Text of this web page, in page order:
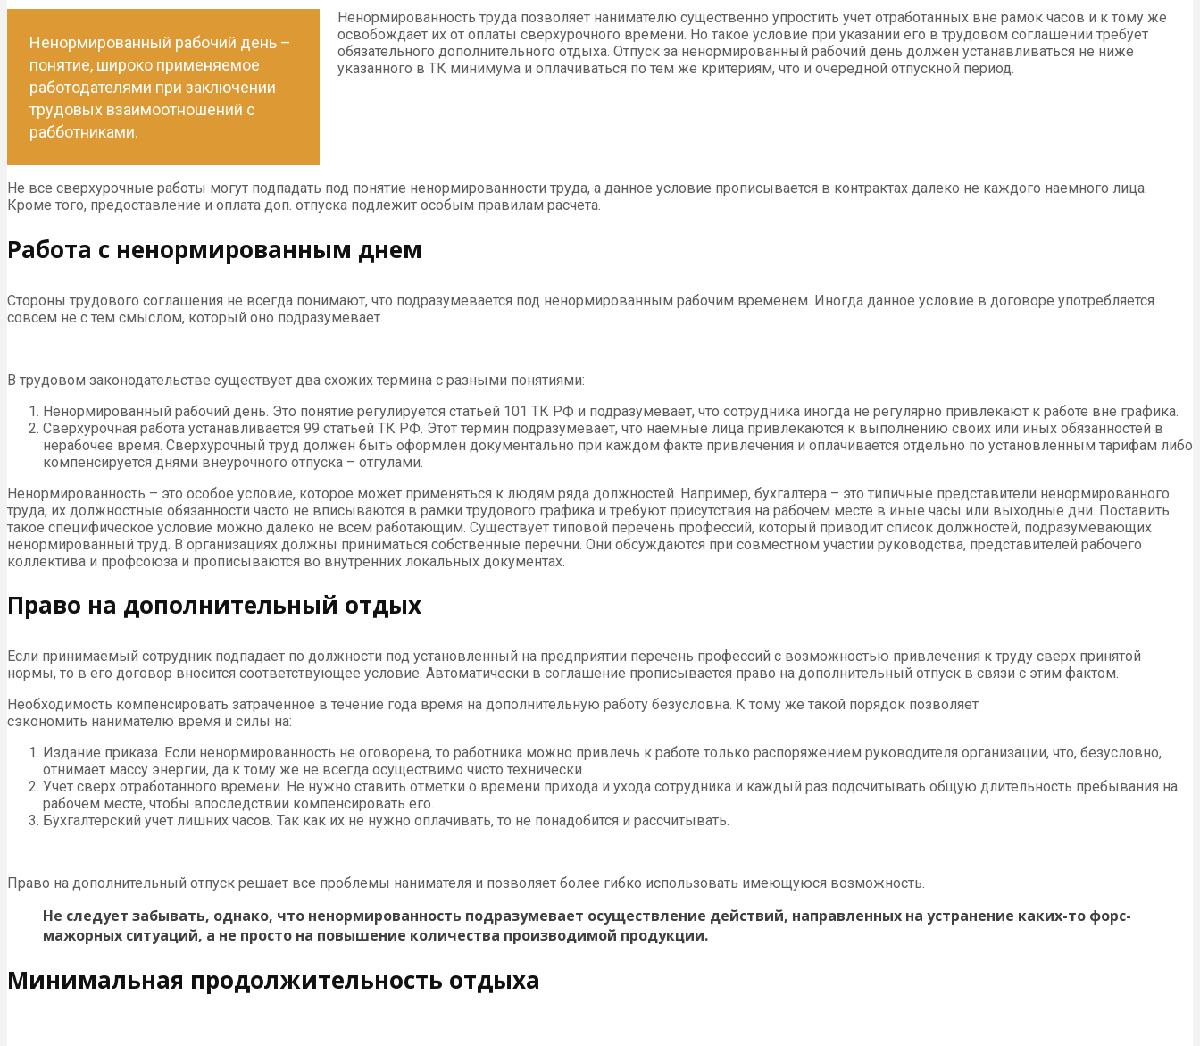
Ненормированный рабочий день –
понятие, широко применяемое
работодателями при заключении
трудовых взаимоотношений с
рабботниками.
Ненормированность труда позволяет нанимателю существенно упростить учет отработанных вне рамок часов и к тому же
освобождает их от оплаты сверхурочного времени. Но такое условие при указании его в трудовом соглашении требует
обязательного дополнительного отдыха. Отпуск за ненормированный рабочий день должен устанавливаться не ниже
указанного в ТК минимума и оплачиваться по тем же критериям, что и очередной отпускной период.
Не все сверхурочные работы могут подпадать под понятие ненормированности труда, а данное условие прописывается в контрактах далеко не каждого наемного лица.
Кроме того, предоставление и оплата доп. отпуска подлежит особым правилам расчета.
Работа с ненормированным днем
Стороны трудового соглашения не всегда понимают, что подразумевается под ненормированным рабочим временем. Иногда данное условие в договоре употребляется
совсем не с тем смыслом, который оно подразумевает.
В трудовом законодательстве существует два схожих термина с разными понятиями:
Ненормированный рабочий день. Это понятие регулируется статьей 101 ТК РФ и подразумевает, что сотрудника иногда не регулярно привлекают к работе вне графика.
Сверхурочная работа устанавливается 99 статьей ТК РФ. Этот термин подразумевает, что наемные лица привлекаются к выполнению своих или иных обязанностей в
нерабочее время. Сверхурочный труд должен быть оформлен документально при каждом факте привлечения и оплачивается отдельно по установленным тарифам либо
компенсируется днями внеурочного отпуска – отгулами.
Ненормированность – это особое условие, которое может применяться к людям ряда должностей. Например, бухгалтера – это типичные представители ненормированного
труда, их должностные обязанности часто не вписываются в рамки трудового графика и требуют присутствия на рабочем месте в иные часы или выходные дни. Поставить
такое специфическое условие можно далеко не всем работающим. Существует типовой перечень профессий, который приводит список должностей, подразумевающих
ненормированный труд. В организациях должны приниматься собственные перечни. Они обсуждаются при совместном участии руководства, представителей рабочего
коллектива и профсоюза и прописываются во внутренних локальных документах.
Право на дополнительный отдых
Если принимаемый сотрудник подпадает по должности под установленный на предприятии перечень профессий с возможностью привлечения к труду сверх принятой
нормы, то в его договор вносится соответствующее условие. Автоматически в соглашение прописывается право на дополнительный отпуск в связи с этим фактом.
Необходимость компенсировать затраченное в течение года время на дополнительную работу безусловна. К тому же такой порядок позволяет
сэкономить нанимателю время и силы на:
Издание приказа. Если ненормированность не оговорена, то работника можно привлечь к работе только распоряжением руководителя организации, что, безусловно,
отнимает массу энергии, да к тому же не всегда осуществимо чисто технически.
Учет сверх отработанного времени. Не нужно ставить отметки о времени прихода и ухода сотрудника и каждый раз подсчитывать общую длительность пребывания на
рабочем месте, чтобы впоследствии компенсировать его.
Бухгалтерский учет лишних часов. Так как их не нужно оплачивать, то не понадобится и рассчитывать.
Право на дополнительный отпуск решает все проблемы нанимателя и позволяет более гибко использовать имеющуюся возможность.
Не следует забывать, однако, что ненормированность подразумевает осуществление действий, направленных на устранение каких-то форс-
мажорных ситуаций, а не просто на повышение количества производимой продукции.
Минимальная продолжительность отдыха